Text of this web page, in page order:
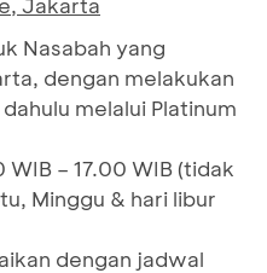
Nasabah yang
dengan melakukan
melalui Platinum
– 17.00 WIB (tidak
Minggu & hari libur
dengan jadwal